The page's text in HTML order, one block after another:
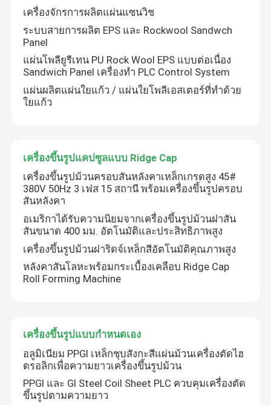
เครื่องจักรการผลิตแผ่นแซนวิช
ระบบสายการผลิต EPS และ Rockwool Sandwch
Panel
แผ่นโพลียูรีเทน PU Rock Wool EPS แบบต่อเนื่อง
Sandwich Panel เครื่องทำ PLC Control System
แผ่นผลิตแผ่นใยแก้ว / แผ่นใยโพลีเอสเตอร์ที่ทำด้วย
ใยแก้ว
เครื่องขึ้นรูปแคปซูลแบบ Ridge Cap
เครื่องขึ้นรูปม้วนครอบสันหลังคาเหล็กเกรดสูง 45#
380V 50Hz 3 เฟส 15 สถานี พร้อมเครื่องขึ้นรูปครอบ
สันหลังคา
อเมริกาได้รับความนิยมจากเครื่องขึ้นรูปม้วนฝาสัน
สันขนาด 400 มม. อัตโนมัติและประสิทธิภาพสูง
เครื่องขึ้นรูปม้วนฝาริดจ์เหล็กสีอัตโนมัติคุณภาพสูง
หลังคาสันโลหะพร้อมกระเบื้องเคลือบ Ridge Cap
Roll Forming Machine
เครื่องขึ้นรูปแบบกำหนดเอง
อลูมิเนียม PPGI เหล็กชุบสังกะสีแผ่นม้วนเครื่องตัดไฮ
ดรอลิกเพื่อความยาวเครื่องขึ้นรูปม้วน
PPGI และ GI Steel Coil Sheet PLC ควบคุมเครื่องตัด
ขึ้นรูปตามความยาว